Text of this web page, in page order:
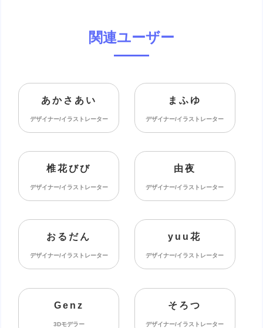
関連ユーザー
あかさあい
デザイナー/イラストレーター
まふゆ
デザイナー/イラストレーター
椎花びび
デザイナー/イラストレーター
由夜
デザイナー/イラストレーター
おるだん
デザイナー/イラストレーター
yuu花
デザイナー/イラストレーター
Genz
3Dモデラー
そろつ
デザイナー/イラストレーター